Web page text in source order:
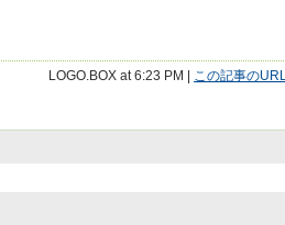
LOGO.BOX at6:23 PM この記事の